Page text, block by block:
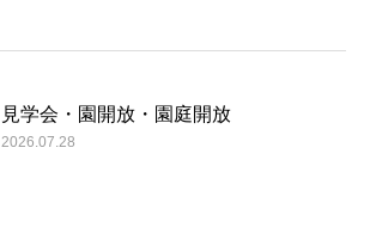
見学会・園開放・園庭開放
2026.07.28